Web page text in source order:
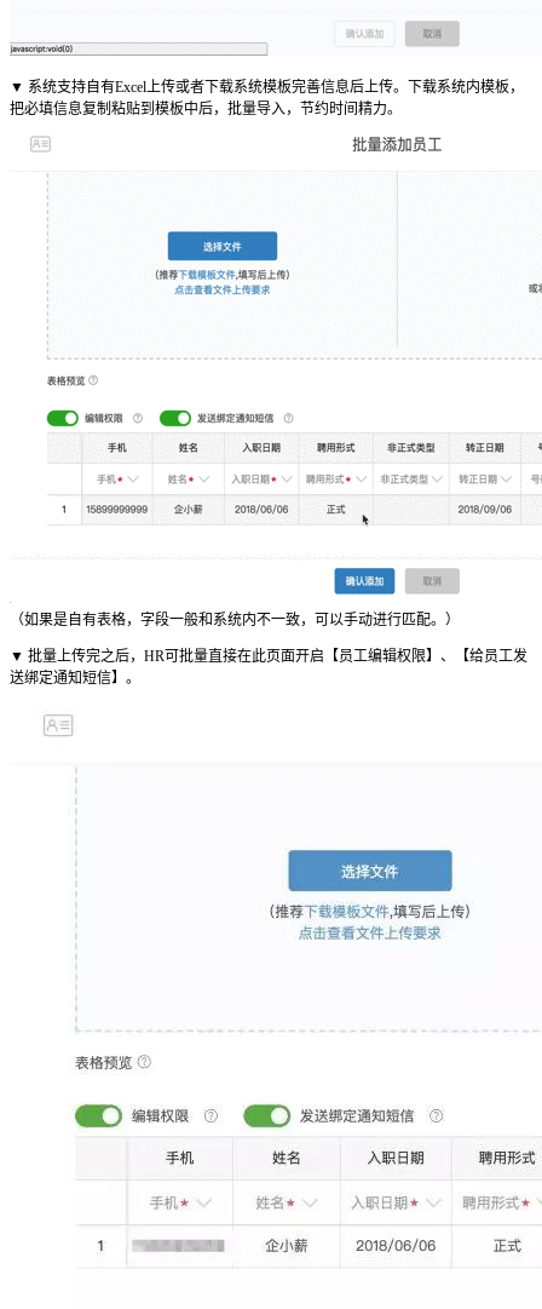
▼ 系统支持自有Excel上传或者下载系统模板完善信息后上传。下载系统内模板，
把必填信息复制粘贴到模板中后，批量导入，节约时间精力。
（如果是自有表格，字段一般和系统内不一致，可以手动进行匹配。）
▼ 批量上传完之后，HR可批量直接在此页面开启【员工编辑权限】、【给员工发
送绑定通知短信】。